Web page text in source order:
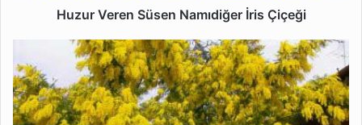
Huzur Veren Süsen Namıdiğer İris Çiçeği
Ağacı
Bakımı
İçin
Pratik